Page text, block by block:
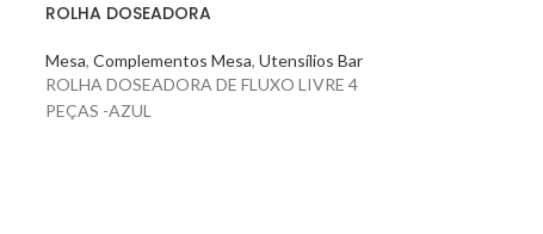
ROLHA DOSEADORA
Mesa, Complementos Mesa, Utensílios Bar
ROLHA DOSEADORA DE FLUXO LIVRE 4
PEÇAS -AZUL